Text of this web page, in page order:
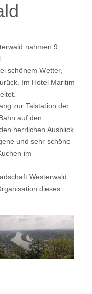
nahmen 9
schönem Wetter,
Im Hotel Maritim
zur Talstation der
auf den
herrlichen Ausblick
und sehr schöne
im
Westerwald
dieses